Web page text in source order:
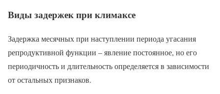
Виды задержек при климаксе
Задержка месячных при наступлении периода угасания
репродуктивной функции – явление постоянное, но его
периодичность и длительность определяется в зависимости
от остальных признаков.